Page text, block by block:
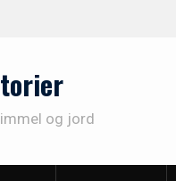
og jord